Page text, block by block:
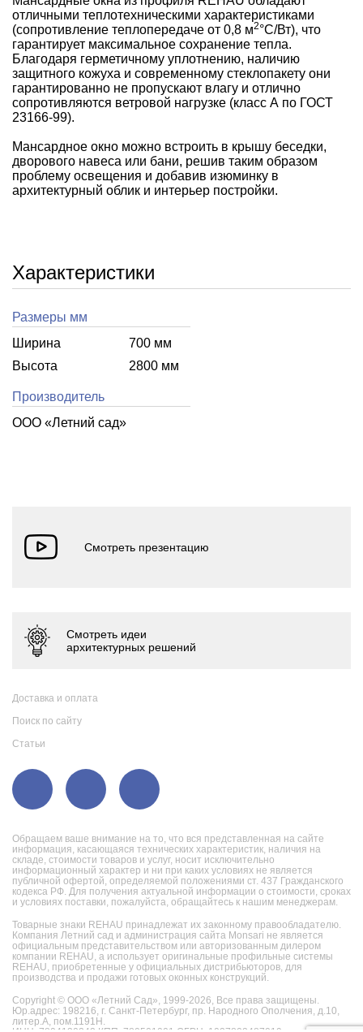
отличными теплотехническими характеристиками
(сопротивление теплопередаче от 0,8 м2°С/Вт), что
гарантирует максимальное сохранение тепла.
Благодаря герметичному уплотнению, наличию
защитного кожуха и современному стеклопакету они
гарантированно не пропускают влагу и отлично
сопротивляются ветровой нагрузке (класс А по ГОСТ
23166-99).
Мансардное окно можно встроить в крышу беседки,
дворового навеса или бани, решив таким образом
проблему освещения и добавив изюминку в
архитектурный облик и интерьер постройки.
Характеристики
Размеры мм
Ширина
700 мм
Высота
2800 мм
Производитель
ООО «Летний cад»
Обращаем ваше внимание на то, что вся представленная на сайте
информация, касающаяся технических характеристик, наличия на
складе, стоимости товаров и услуг, носит исключительно
информационный характер и ни при каких условиях не является
публичной офертой, определяемой положениями ст. 437 Гражданского
кодекса РФ. Для получения актуальной информации о стоимости, сроках
и условиях поставки, пожалуйста, обращайтесь к нашим менеджерам.
Товарные знаки REHAU принадлежат их законному правообладателю.
Компания Летний сад и администрация сайта Monsari не является
официальным представительством или авторизованным дилером
компании REHAU, а использует оригинальные профильные системы
REHAU, приобретенные у официальных дистрибьюторов, для
производства и продажи готовых оконных конструкций.
Copyright © ООО «Летний Сад», 1999-2026, Все права защищены.
Юр.адрес: 198216, г. Санкт-Петербург, пр. Народного Ополчения, д.10,
литер.А, пом.1191Н.
Доставка и оплата
Поиск по сайту
Статьи